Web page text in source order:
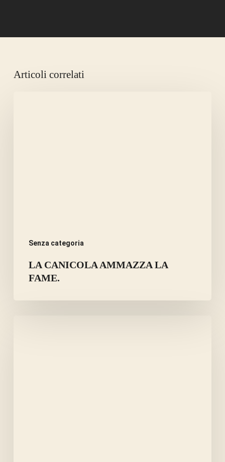
Articoli correlati
Senza categoria
LA CANICOLA AMMAZZA LA
FAME.